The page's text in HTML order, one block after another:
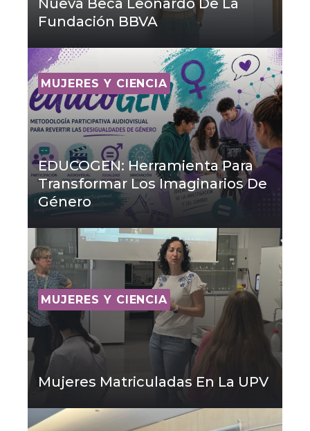
Fundación BBVA
MUJERES Y CIENCIA
EDUCOGEN: Herramienta Para
Transformar Los Imaginarios De
Género
MUJERES Y CIENCIA
Mujeres Matriculadas En La UPV